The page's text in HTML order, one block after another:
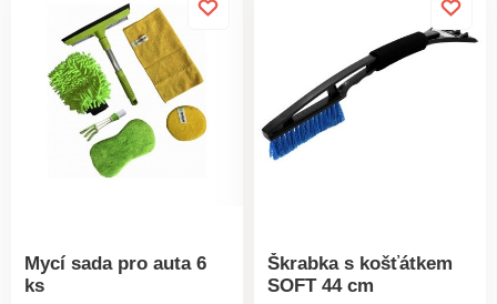
Mycí sada pro auta 6
ks
Škrabka s košťátkem
SOFT 44 cm